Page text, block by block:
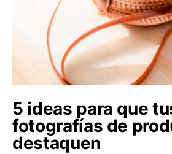
5 ideas para que
fotografías de
destaquen